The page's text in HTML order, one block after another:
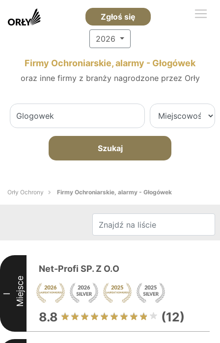
Zgłoś się
2026
Firmy Ochroniarskie, alarmy - Głogówek
oraz inne firmy z branży nagrodzone przez Orły
Szukaj
Orły Ochrony Firmy Ochroniarskie, alarmy - Głogówek
I Miejsce
Net-Profi SP. Z O.O
8.8 (12)